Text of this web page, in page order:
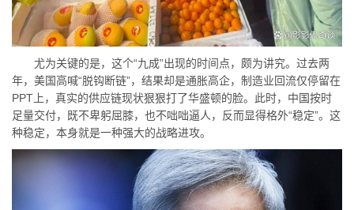
尤为关键的是，这个“九成”出现的时间点，颇为讲究。过去两
年，美国高喊“脱钩断链”，结果却是通胀高企，制造业回流仅停留在
PPT上，真实的供应链现状狠狠打了华盛顿的脸。此时，中国按时
足量交付，既不卑躬屈膝，也不咄咄逼人，反而显得格外“稳定”。这
种稳定，本身就是一种强大的战略进攻。